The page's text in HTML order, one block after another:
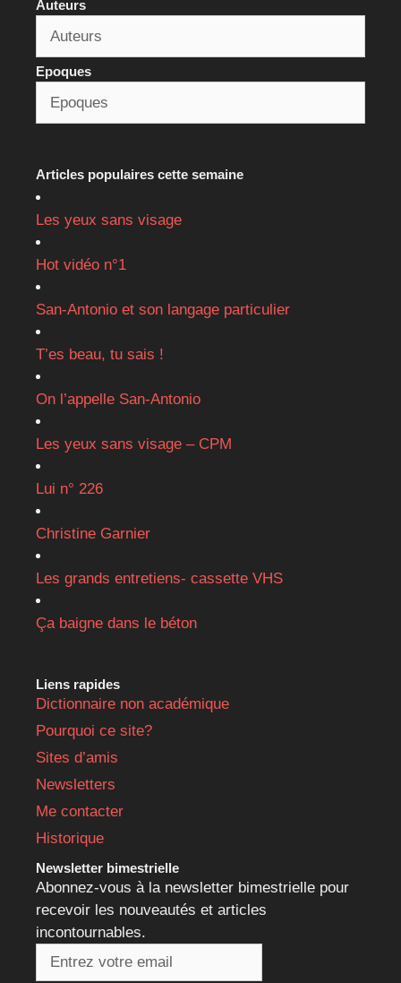
Auteurs
Epoques
Articles populaires cette semaine
Les yeux sans visage
Hot vidéo n°1
San-Antonio et son langage particulier
T’es beau, tu sais !
On l’appelle San-Antonio
Les yeux sans visage – CPM
Lui n° 226
Christine Garnier
Les grands entretiens- cassette VHS
Ça baigne dans le béton
Liens rapides
Dictionnaire non académique
Pourquoi ce site?
Sites d’amis
Newsletters
Me contacter
Historique
Newsletter bimestrielle
Abonnez-vous à la newsletter bimestrielle pour
recevoir les nouveautés et articles
incontournables.